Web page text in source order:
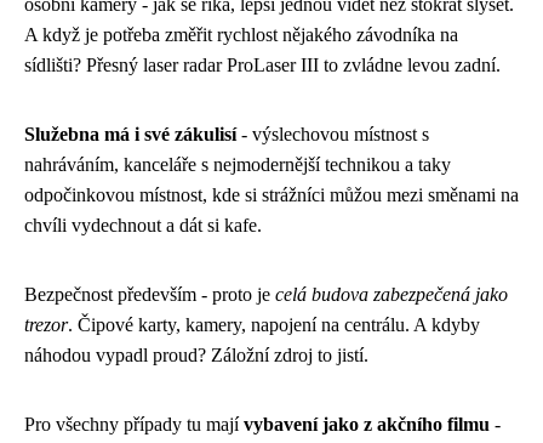
osobní kamery - jak se říká, lepší jednou vidět než stokrát slyšet.
A když je potřeba změřit rychlost nějakého závodníka na
sídlišti? Přesný laser radar ProLaser III to zvládne levou zadní.
Služebna má i své zákulisí- výslechovou místnost s
nahráváním, kanceláře s nejmodernější technikou a taky
odpočinkovou místnost, kde si strážníci můžou mezi směnami na
chvíli vydechnout a dát si kafe.
Bezpečnost především - proto je celá budova zabezpečená jako
trezor. Čipové karty, kamery, napojení na centrálu. A kdyby
náhodou vypadl proud? Záložní zdroj to jistí.
Pro všechny případy tu majívybavení jako z akčního filmu -